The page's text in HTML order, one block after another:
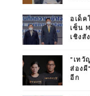
อเด็ค
เซ็น
เชิงสั
"เทวั
ส่องผี
อีก